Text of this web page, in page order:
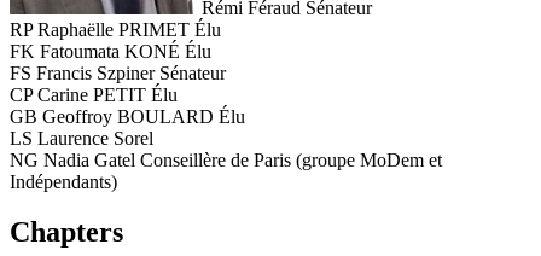
Rémi Féraud Sénateur
RP Raphaëlle PRIMET Élu
FK Fatoumata KONÉ Élu
FS Francis Szpiner Sénateur
CP Carine PETIT Élu
GB Geoffroy BOULARD Élu
LS Laurence Sorel
NG Nadia Gatel Conseillère de Paris (groupe MoDem et
Indépendants)
Chapters